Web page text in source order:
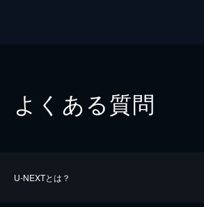
よくある質問
U-NEXTとは？